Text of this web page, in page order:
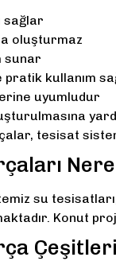
sağlar
oluşturmaz
sunar
pratik kullanım
uyumludur
tesisat
su
Konut
Çeşitleri